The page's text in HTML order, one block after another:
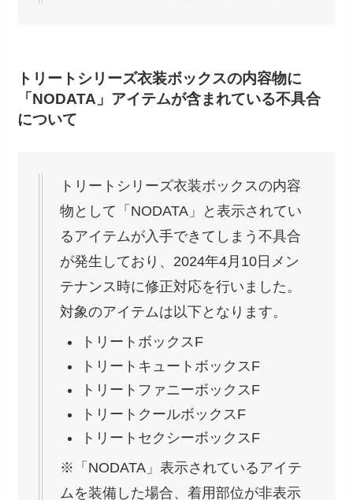
トリートシリーズ衣装ボックスの内容物に
「NODATA」アイテムが含まれている不具合
について
トリートシリーズ衣装ボックスの内容
物として「NODATA」と表示されてい
るアイテムが入手できてしまう不具合
が発生しており、2024年4月10日メン
テナンス時に修正対応を行いました。
対象のアイテムは以下となります。
トリートボックスF
トリートキュートボックスF
トリートファニーボックスF
トリートクールボックスF
トリートセクシーボックスF
※「NODATA」表示されているアイテ
ムを装備した場合、着用部位が非表示